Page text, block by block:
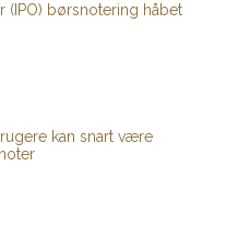
(IPO) børsnotering håbet
kan snart være